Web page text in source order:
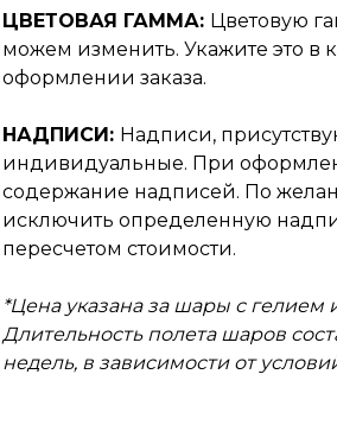
ЦВЕТОВАЯ ГАММА: Цветовую
можем изменить. Укажите это в
оформлении заказа.
НАДПИСИ: Надписи,
индивидуальные. При
содержание надписей. По
исключить определенную
пересчетом стоимости.
*Цена указана за шары с гелием
Длительность полета шаров
недель, в зависимости от